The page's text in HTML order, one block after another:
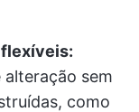
alteração sem
como